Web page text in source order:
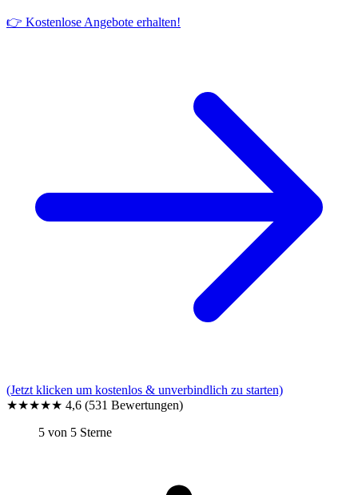
👉 Kostenlose Angebote erhalten!
(Jetzt klicken um kostenlos & unverbindlich zu starten)
★★★★★ 4,6 (531 Bewertungen)
5 von 5 Sterne